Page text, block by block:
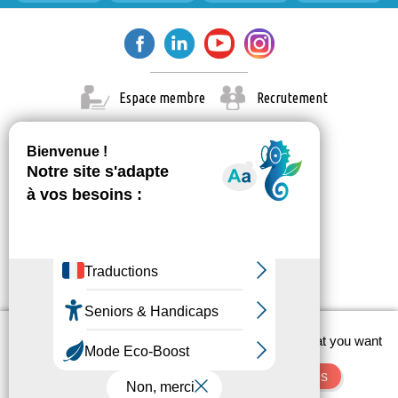
22 février 2026 dimanche
Exposition découverte
23 février 2026
Toute la
Exposition découverte
24 février 2026
Toute la
Exposition découverte
Toute la
Parc des Nangues – Du sport, du vert et
du souffle !
Espace membre Recrutement
© Paris Est Marne & Bois 2026
Administration
Contact Mentions légales
This site uses cookies and gives you control over what you want
to activate
Deny all cookies